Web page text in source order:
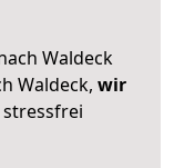
Waldeck
Waldeck, wir